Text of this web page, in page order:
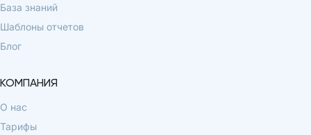
База знаний
Шаблоны отчетов
Блог
КОМПАНИЯ
О нас
Тарифы